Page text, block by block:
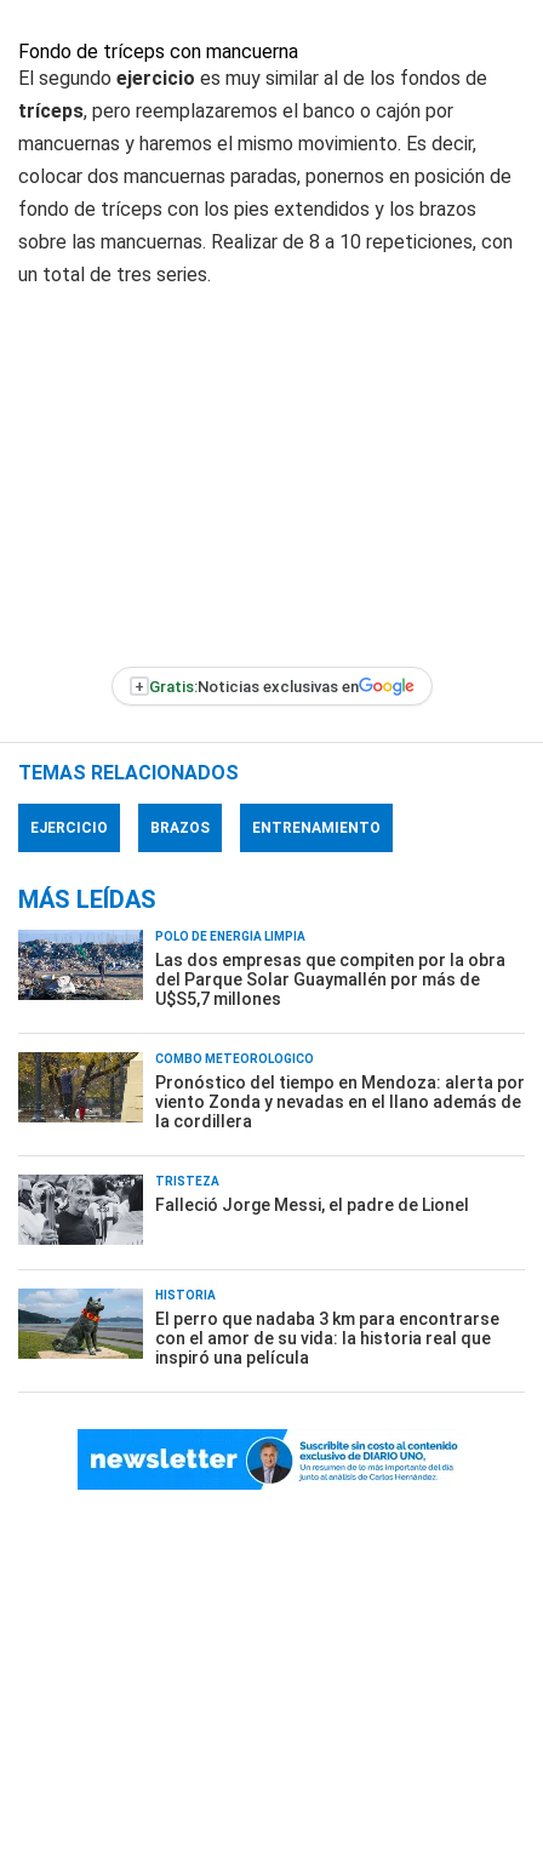
Fondo de tríceps con mancuerna
El segundo ejercicio es muy similar al de los fondos de
tríceps, pero reemplazaremos el banco o cajón por
mancuernas y haremos el mismo movimiento. Es decir,
colocar dos mancuernas paradas, ponernos en posición de
fondo de tríceps con los pies extendidos y los brazos
sobre las mancuernas. Realizar de 8 a 10 repeticiones, con
un total de tres series.
+ Gratis:Noticias exclusivas en
TEMAS RELACIONADOS
EJERCICIO BRAZOS ENTRENAMIENTO
MÁS LEÍDAS
POLO DE ENERGÍA LIMPIA
Las dos empresas que compiten por la obra
del Parque Solar Guaymallén por más de
U$S5,7 millones
COMBO METEOROLÓGICO
Pronóstico del tiempo en Mendoza: alerta por
viento Zonda y nevadas en el llano además de
la cordillera
TRISTEZA
Falleció Jorge Messi, el padre de Lionel
HISTORIA
El perro que nadaba 3 km para encontrarse
con el amor de su vida: la historia real que
inspiró una película